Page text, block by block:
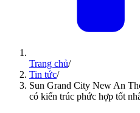
Trang chủ/
Tin tức/
Sun Grand City New An
có kiến trúc phức hợp tốt